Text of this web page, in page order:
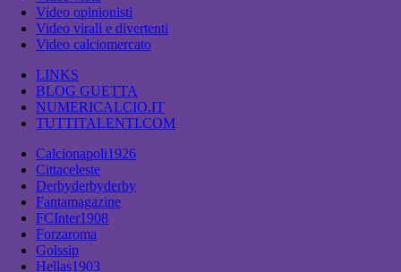
Video opinionisti
Video virali e divertenti
Video calciomercato
LINKS
BLOG GUETTA
NUMERICALCIO.IT
TUTTITALENTI.COM
Calcionapoli1926
Cittaceleste
Derbyderbyderby
Fantamagazine
FCInter1908
Forzaroma
Golssip
Hellas1903